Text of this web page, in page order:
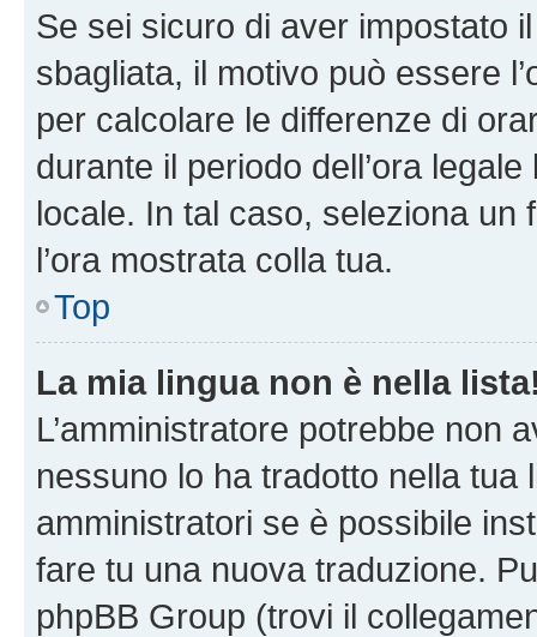
Se sei sicuro di aver impostato
sbagliata, il motivo può essere
per calcolare le differenze di
durante il periodo dell’ora
locale. In tal caso, seleziona
l’ora mostrata colla tua.
Top
La mia lingua non è nella
L’amministratore potrebbe non
nessuno lo ha tradotto nella tua
amministratori se è possibile
fare tu una nuova traduzione.
phpBB Group (trovi il